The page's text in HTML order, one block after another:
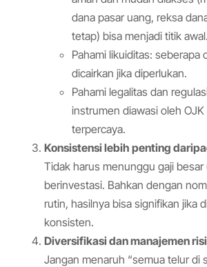
dana pasar uang, reksa
tetap) bisa menjadi titik awal.
Pahami likuiditas: seberapa
dicairkan jika diperlukan.
Pahami legalitas dan
instrumen diawasi oleh
terpercaya.
Konsistensi lebih penting
Tidak harus menunggu gaji
berinvestasi. Bahkan dengan
rutin, hasilnya bisa signifikan jika
konsisten.
Diversifikasi dan manajemen
Jangan menaruh “semua telur di